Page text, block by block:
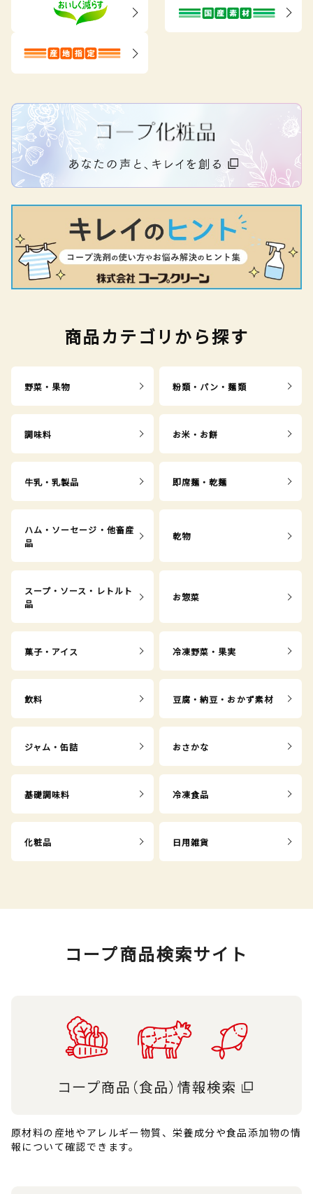
商品カテゴリから探す
野菜・果物 粉類・パン・麺類
調味料 お米・お餅
牛乳・乳製品 即席麺・乾麺
ハム・ソーセージ・他畜産
品
乾物
スープ・ソース・レトルト
品
お惣菜
菓子・アイス 冷凍野菜・果実
飲料 豆腐・納豆・おかず素材
ジャム・缶詰 おさかな
基礎調味料 冷凍食品
化粧品 日用雑貨
コープ商品検索サイト
原材料の産地やアレルギー物質、栄養成分や食品添加物の情
報について確認できます。